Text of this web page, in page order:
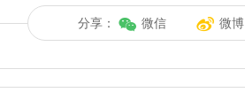
分享： 微信 微博